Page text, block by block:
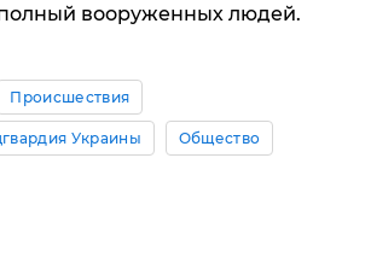
вооруженных людей.
Происшествия
Украины Общество